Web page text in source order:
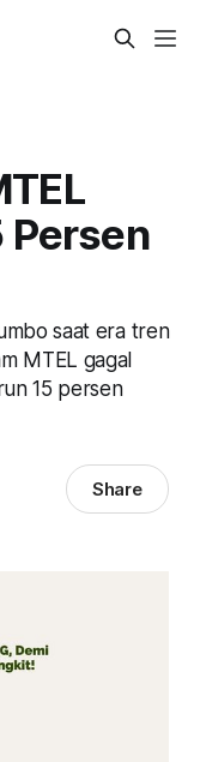
Persen
saat era tren
MTEL gagal
15 persen
Share